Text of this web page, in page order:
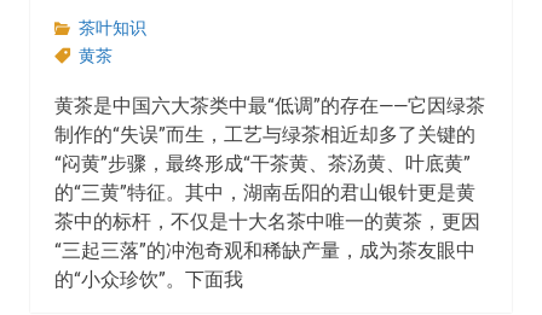
茶叶知识
黄茶
黄茶是中国六大茶类中最“低调”的存在——它因绿茶
制作的“失误”而生，工艺与绿茶相近却多了关键的
“闷黄”步骤，最终形成“干茶黄、茶汤黄、叶底黄”
的“三黄”特征。其中，湖南岳阳的君山银针更是黄
茶中的标杆，不仅是十大名茶中唯一的黄茶，更因
“三起三落”的冲泡奇观和稀缺产量，成为茶友眼中
的“小众珍饮”。下面我